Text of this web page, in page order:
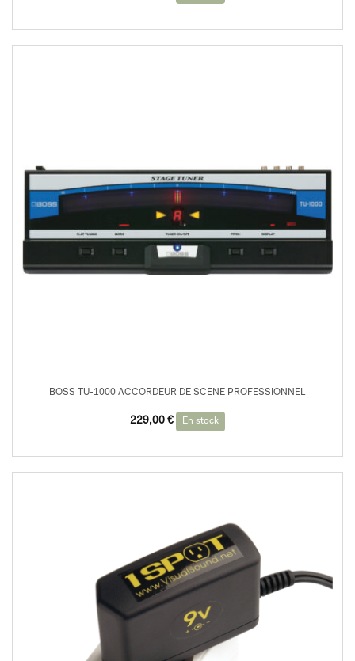
BOSS TU-1000 ACCORDEUR DE SCENE PROFESSIONNEL
229,00 € En stock